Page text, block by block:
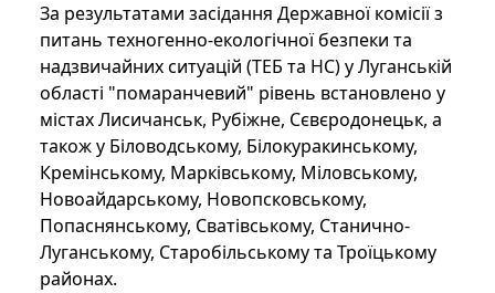
За результатами засідання Державної комісії з
питань техногенно-екологічної безпеки та
надзвичайних ситуацій (ТЕБ та НС) у Луганській
області "помаранчевий" рівень встановлено у
містах Лисичанськ, Рубіжне, Сєвєродонецьк, а
також у Біловодському, Білокуракинському,
Кремінському, Марківському, Міловському,
Новоайдарському, Новопсковському,
Попаснянському, Сватівському, Станично-
Луганському, Старобільському та Троїцькому
районах.